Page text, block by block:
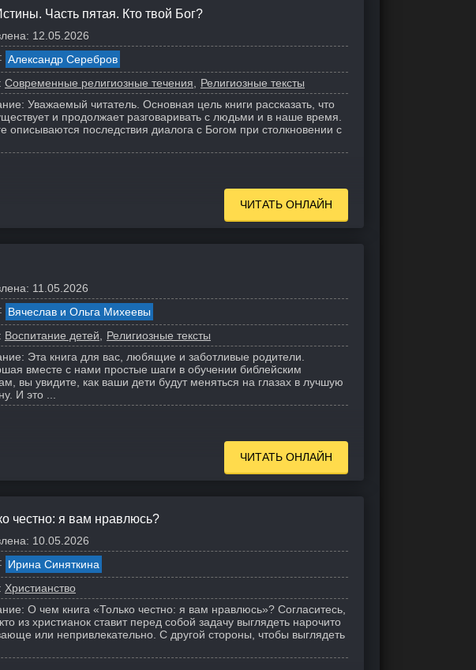
Часть пятая. Кто твой Бог?
12.05.2026
Александр Серебров
Современные религиозные течения
Религиозные тексты
Уважаемый читатель. Основная цель книги рассказать, что
и продолжает разговаривать с людьми и в наше время.
описываются последствия диалога с Богом при столкновении с
ЧИТАТЬ ОНЛАЙН
11.05.2026
Вячеслав и Ольга Михеевы
Воспитание детей
Религиозные тексты
Эта книга для вас, любящие и заботливые родители.
вместе с нами простые шаги в обучении библейским
вы увидите, как ваши дети будут меняться на глазах в лучшую
И это ...
ЧИТАТЬ ОНЛАЙН
честно: я вам нравлюсь?
10.05.2026
Ирина Синяткина
Христианство
О чем книга «Только честно: я вам нравлюсь»? Согласитесь,
из христианок ставит перед собой задачу выглядеть нарочито
или непривлекательно. С другой стороны, чтобы выглядеть